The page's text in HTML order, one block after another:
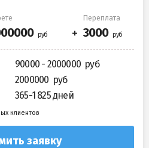
Переплата
90000 - 2000000
2000000
365-1 825 дней
клиентов
заявку